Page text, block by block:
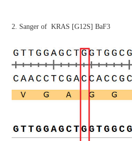
2. Sanger of KRAS [G12S] BaF3